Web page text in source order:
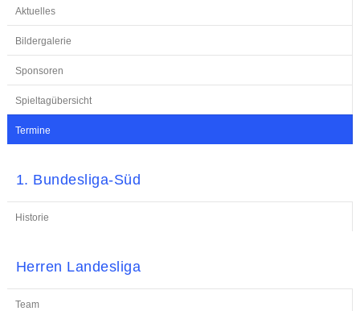
Aktuelles
Bildergalerie
Sponsoren
Spieltagübersicht
Termine
1. Bundesliga-Süd
Historie
Herren Landesliga
Team